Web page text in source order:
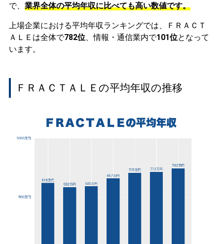
で、 業界全体の平均年収に比べても高い数値です。
上場企業における平均年収ランキングでは、ＦＲＡＣＴ
ＡＬＥは全体で782位、情報・通信業内で101位となって
います。
ＦＲＡＣＴＡＬＥの平均年収の推移